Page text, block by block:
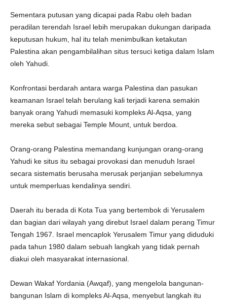
Sementara putusan yang dicapai pada Rabu oleh badan
peradilan terendah Israel lebih merupakan dukungan daripada
keputusan hukum, hal itu telah menimbulkan ketakutan
Palestina akan pengambilalihan situs tersuci ketiga dalam Islam
oleh Yahudi.
Konfrontasi berdarah antara warga Palestina dan pasukan
keamanan Israel telah berulang kali terjadi karena semakin
banyak orang Yahudi memasuki kompleks Al-Aqsa, yang
mereka sebut sebagai Temple Mount, untuk berdoa.
Orang-orang Palestina memandang kunjungan orang-orang
Yahudi ke situs itu sebagai provokasi dan menuduh Israel
secara sistematis berusaha merusak perjanjian sebelumnya
untuk memperluas kendalinya sendiri.
Daerah itu berada di Kota Tua yang bertembok di Yerusalem
dan bagian dari wilayah yang direbut Israel dalam perang Timur
Tengah 1967. Israel mencaplok Yerusalem Timur yang diduduki
pada tahun 1980 dalam sebuah langkah yang tidak pernah
diakui oleh masyarakat internasional.
Dewan Wakaf Yordania (Awqaf), yang mengelola bangunan-
bangunan Islam di kompleks Al-Aqsa, menyebut langkah itu